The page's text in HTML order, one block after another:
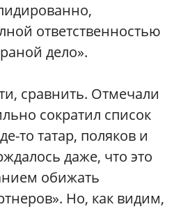
ответственностью
дело».
сравнить. Отмечали
сократил список
то татар, поляков и
даже, что это
обижать
Но, как видим,